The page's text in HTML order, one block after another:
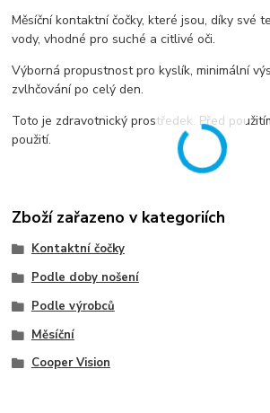
Měsíční kontaktní čočky, které jsou, díky své
vody, vhodné pro suché a citlivé oči.
Výborná propustnost pro kyslík, minimální
zvlhčování po celý den.
Toto je zdravotnický prostředek. Před
použití.
Zboží zařazeno v kategoriích
Kontaktní čočky
Podle doby nošení
Podle výrobců
Měsíční
Cooper Vision